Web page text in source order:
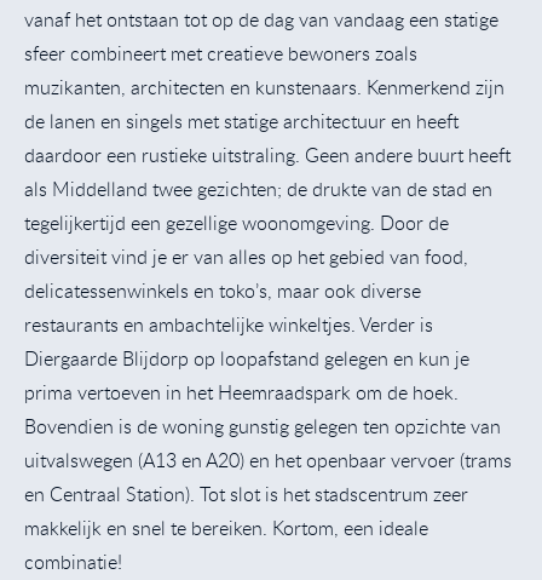
vanaf het ontstaan tot op de dag van vandaag een statige
sfeer combineert met creatieve bewoners zoals
muzikanten, architecten en kunstenaars. Kenmerkend zijn
de lanen en singels met statige architectuur en heeft
daardoor een rustieke uitstraling. Geen andere buurt heeft
als Middelland twee gezichten; de drukte van de stad en
tegelijkertijd een gezellige woonomgeving. Door de
diversiteit vind je er van alles op het gebied van food,
delicatessenwinkels en toko’s, maar ook diverse
restaurants en ambachtelijke winkeltjes. Verder is
Diergaarde Blijdorp op loopafstand gelegen en kun je
prima vertoeven in het Heemraadspark om de hoek.
Bovendien is de woning gunstig gelegen ten opzichte van
uitvalswegen (A13 en A20) en het openbaar vervoer (trams
en Centraal Station). Tot slot is het stadscentrum zeer
makkelijk en snel te bereiken. Kortom, een ideale
combinatie!